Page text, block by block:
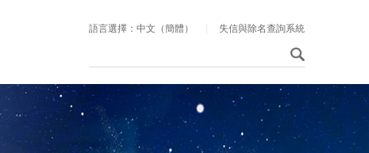
失信與除名查詢系統
語言選擇：中文（簡體）